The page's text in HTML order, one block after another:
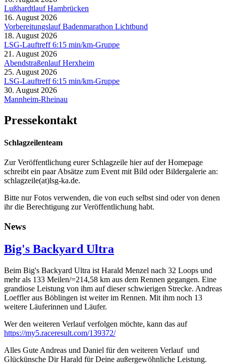
Lußhardtlauf Hambrücken
16. August 2026
Vorbereitungslauf Badenmarathon Lichtbund
18. August 2026
LSG-Lauftreff 6:15 min/km-Gruppe
21. August 2026
Abendstraßenlauf Herxheim
25. August 2026
LSG-Lauftreff 6:15 min/km-Gruppe
30. August 2026
Mannheim-Rheinau
Pressekontakt
Schlagzeilenteam
Zur Veröffentlichung eurer Schlagzeile hier auf der Homepage
schreibt ein paar Absätze zum Event mit Bild oder Bildergalerie an:
schlagzeile(at)lsg-ka.de.
Bitte nur Fotos verwenden, die von euch selbst sind oder von denen
ihr die Berechtigung zur Veröffentlichung habt.
News
Big's Backyard Ultra
Beim Big's Backyard Ultra ist Harald Menzel nach 32 Loops und
mehr als 133 Meilen/=214,58 km aus dem Rennen gegangen. Eine
grandiose Leistung von ihm auf dieser schwierigen Strecke. Andreas
Loeffler aus Böblingen ist weiter im Rennen. Mit ihm noch 13
weitere Läuferinnen und Läufer.
Wer den weiteren Verlauf verfolgen möchte, kann das auf
https://my5.raceresult.com/139372/
Alles Gute Andreas und Daniel für den weiteren Verlauf und
Glückünsche Dir Harald für Deine außergewöhnliche Leistung.